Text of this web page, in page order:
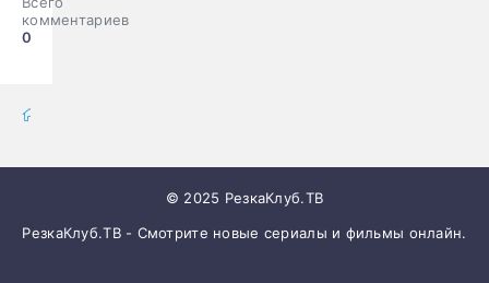
комментариев
0
© 2025 РезкаКлуб.ТВ
РезкаКлуб.ТВ - Смотрите новые сериалы и фильмы онлайн.